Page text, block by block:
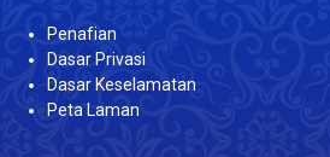
Penafian
Dasar Privasi
Dasar Keselamatan
Peta Laman